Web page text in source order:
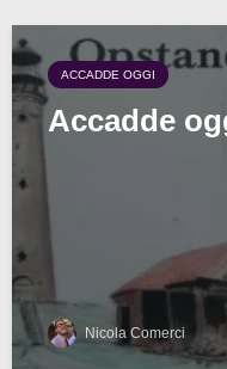
ACCADDE OGGI
Accadde
Nicola Comerci